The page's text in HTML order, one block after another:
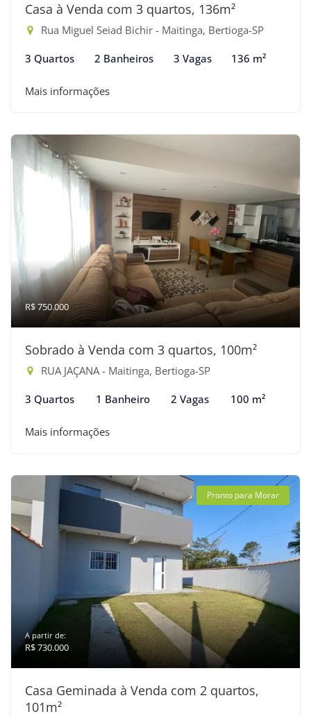
Casa à Venda com 3 quartos, 136m²
Rua Miguel Seiad Bichir - Maitinga, Bertioga-SP
3 Quartos 2 Banheiros 3 Vagas 136 m²
Mais informações
R$ 750.000
Sobrado à Venda com 3 quartos, 100m²
RUA JAÇANA - Maitinga, Bertioga-SP
3 Quartos 1 Banheiro 2 Vagas 100 m²
Mais informações
Pronto para Morar
A partir de:
R$ 730.000
Casa Geminada à Venda com 2 quartos,
101m²